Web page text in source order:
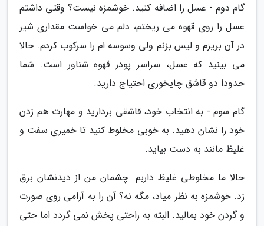
گام دوم - عسل را اضافه کنید. خوشمزه نیست؟ وقتی داشتم
عسل را روی قهوه می ریختم، دلم می خواست مقداری شیر
در آن بریزم و لیس بزنم ولی وسوسه ام را سرکوب کردم. حالا
می بینید که عسل، سراسر پودر قهوه شناور است. شما
حدودا دو قاشق چایخوری احتیاج دارید.
گام سوم - به انتخاب خود، قاشقی بردارید و مهارت هم زدن
خود را نشان دهید. به خوبی مخلوط کنید تا خمیری سفت و
غلیظ مانند به دست بیاید.
حالا ما مخلوطی غلیظ داربم. چشمان من از دیدنشان برق
زد. خوشمزه به نظر میاد، مگه نه؟ آن را به آرامی روی صورت
و گردن خود بمالید. البته به راحتی پخش نمی گردد اما حتی